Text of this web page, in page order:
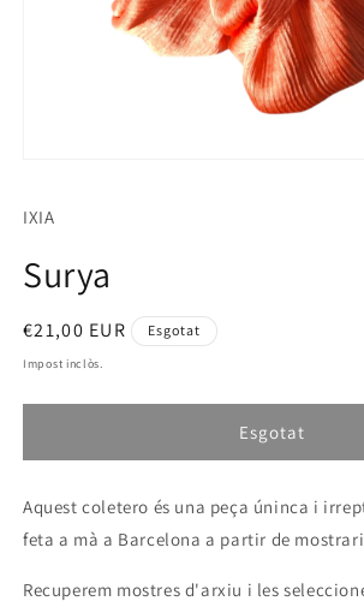
1
finestra
modal
IXIA
Surya
Preu
habitual
€21,00 EUR Esgotat
Impost inclòs.
Esgotat
Aquest coletero és una peça úninca i
feta a mà a Barcelona a partir de
Recuperem mostres d'arxiu i les